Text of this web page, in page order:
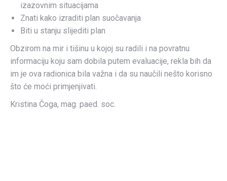
izazovnim situacijama
Znati kako izraditi plan suočavanja
Biti u stanju slijediti plan
Obzirom na mir i tišinu u kojoj su radili i na povratnu
informaciju koju sam dobila putem evaluacije, rekla bih da
im je ova radionica bila važna i da su naučili nešto korisno
što će moći primjenjivati.
Kristina Čoga, mag. paed. soc.